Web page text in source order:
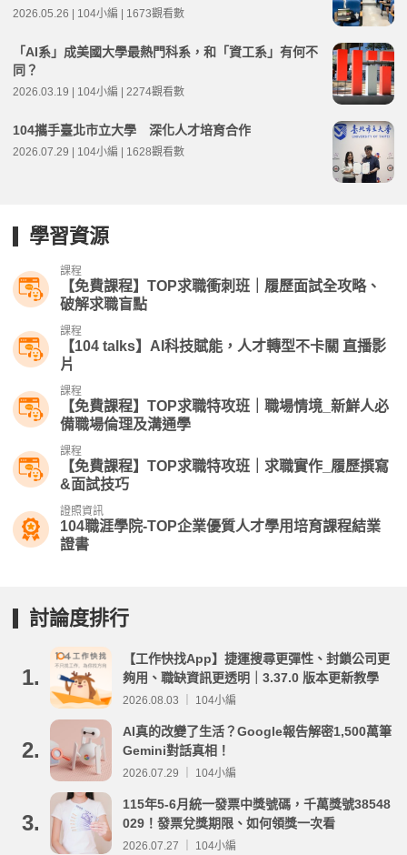
2026.05.26 | 104小編 | 1673觀看數
「AI系」成美國大學最熱門科系，和「資工系」有何不
同？
2026.03.19 | 104小編 | 2274觀看數
104攜手臺北市立大學 深化人才培育合作
2026.07.29 | 104小編 | 1628觀看數
學習資源
課程
【免費課程】TOP求職衝刺班｜履歷面試全攻略、
破解求職盲點
課程
【104 talks】AI科技賦能，人才轉型不卡關 直播影
片
課程
【免費課程】TOP求職特攻班｜職場情境_新鮮人必
備職場倫理及溝通學
課程
【免費課程】TOP求職特攻班｜求職實作_履歷撰寫
&面試技巧
證照資訊
104職涯學院-TOP企業優質人才學用培育課程結業
證書
討論度排行
1.
【工作快找App】捷運搜尋更彈性、封鎖公司更
夠用、職缺資訊更透明｜3.37.0 版本更新教學
2026.08.03 ｜ 104小編
2.
AI真的改變了生活？Google報告解密1,500萬筆
Gemini對話真相！
2026.07.29 ｜ 104小編
3.
115年5-6月統一發票中獎號碼，千萬獎號38548
029！發票兌獎期限、如何領獎一次看
2026.07.27 ｜ 104小編